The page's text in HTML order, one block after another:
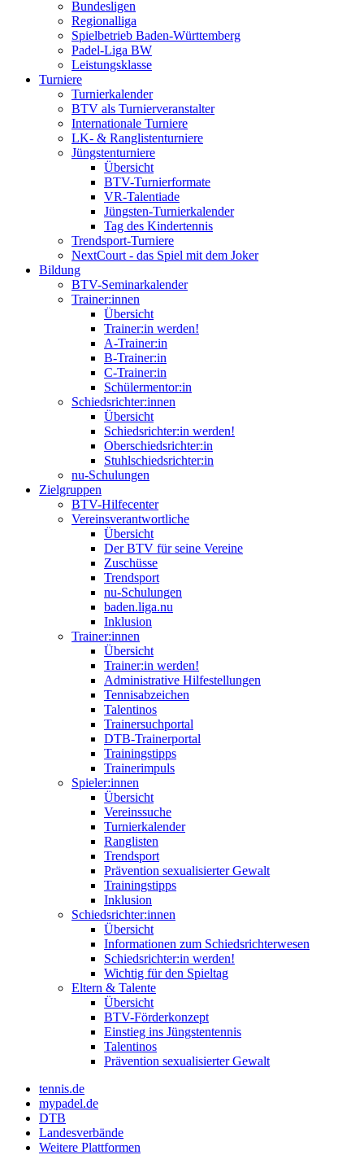
Bundesligen
Regionalliga
Spielbetrieb Baden-Württemberg
Padel-Liga BW
Leistungsklasse
Turniere
Turnierkalender
BTV als Turnierveranstalter
Internationale Turniere
LK- & Ranglistenturniere
Jüngstenturniere
Übersicht
BTV-Turnierformate
VR-Talentiade
Jüngsten-Turnierkalender
Tag des Kindertennis
Trendsport-Turniere
NextCourt - das Spiel mit dem Joker
Bildung
BTV-Seminarkalender
Trainer:innen
Übersicht
Trainer:in werden!
A-Trainer:in
B-Trainer:in
C-Trainer:in
Schülermentor:in
Schiedsrichter:innen
Übersicht
Schiedsrichter:in werden!
Oberschiedsrichter:in
Stuhlschiedsrichter:in
nu-Schulungen
Zielgruppen
BTV-Hilfecenter
Vereinsverantwortliche
Übersicht
Der BTV für seine Vereine
Zuschüsse
Trendsport
nu-Schulungen
baden.liga.nu
Inklusion
Trainer:innen
Übersicht
Trainer:in werden!
Administrative Hilfestellungen
Tennisabzeichen
Talentinos
Trainersuchportal
DTB-Trainerportal
Trainingstipps
Trainerimpuls
Spieler:innen
Übersicht
Vereinssuche
Turnierkalender
Ranglisten
Trendsport
Prävention sexualisierter Gewalt
Trainingstipps
Inklusion
Schiedsrichter:innen
Übersicht
Informationen zum Schiedsrichterwesen
Schiedsrichter:in werden!
Wichtig für den Spieltag
Eltern & Talente
Übersicht
BTV-Förderkonzept
Einstieg ins Jüngstentennis
Talentinos
Prävention sexualisierter Gewalt
tennis.de
mypadel.de
DTB
Landesverbände
Weitere Plattformen